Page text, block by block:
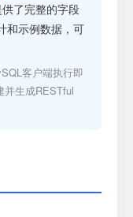
了完整的字段
和示例数据，可
客户端执行即
并生成RESTful